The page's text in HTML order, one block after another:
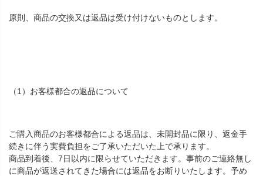
原則、商品の交換又は返品は受け付けないものとします。
（1）お客様都合の返品について
ご購入商品のお客様都合による返品は、未開封品に限り、返金手
続きに伴う実費負担をご了承いただいた上で承ります。
商品到着後、7日以内に限らせていただきます。事前のご連絡無し
に商品が返送されてきた場合には返品をお断りいたします。予め